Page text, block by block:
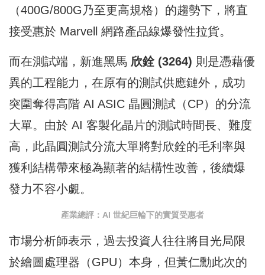
（400G/800G乃至更高規格）的趨勢下，將直
接受惠於 Marvell 網路產品線爆發性拉貨。
而在測試端，新進黑馬 欣銓 (3264) 則是憑藉優
異的工程能力，在原有的測試供應鏈外，成功
突圍奪得高階 AI ASIC 晶圓測試（CP）的分流
大單。由於 AI 客製化晶片的測試時間長、難度
高，此晶圓測試分流大單將對欣銓的毛利率與
獲利結構帶來極為顯著的結構性改善，後續爆
發力不容小覷。
產業總評：AI 世紀巨輪下的實質受惠者
市場分析師表示，過去投資人往往將目光局限
於繪圖處理器（GPU）本身，但黃仁勳此次的